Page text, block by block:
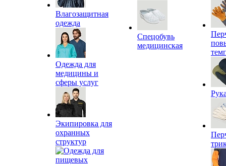
Влагозащитная
одежда
Одежда для
медицины и
сферы услуг
Экипировка для
охранных
структур
Спецобувь
медицинская